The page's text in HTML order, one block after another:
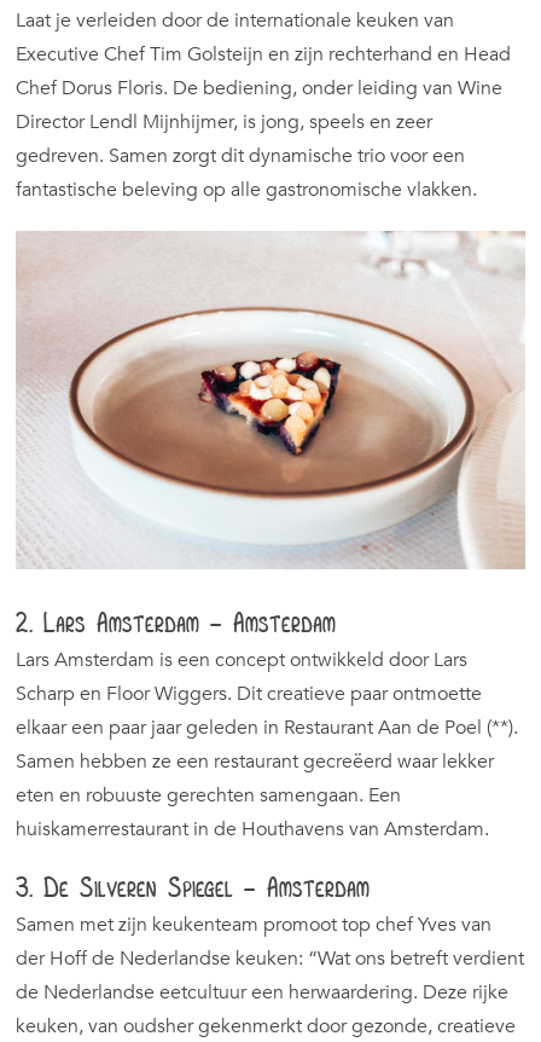
Laat je verleiden door de internationale keuken van
Executive Chef Tim Golsteijn en zijn rechterhand en Head
Chef Dorus Floris. De bediening, onder leiding van Wine
Director Lendl Mijnhijmer, is jong, speels en zeer
gedreven. Samen zorgt dit dynamische trio voor een
fantastische beleving op alle gastronomische vlakken.
2. Lars Amsterdam – Amsterdam
Lars Amsterdam is een concept ontwikkeld door Lars
Scharp en Floor Wiggers. Dit creatieve paar ontmoette
elkaar een paar jaar geleden in Restaurant Aan de Poel (**).
Samen hebben ze een restaurant gecreëerd waar lekker
eten en robuuste gerechten samengaan. Een
huiskamerrestaurant in de Houthavens van Amsterdam.
3. De Silveren Spiegel – Amsterdam
Samen met zijn keukenteam promoot top chef Yves van
der Hoff de Nederlandse keuken: “Wat ons betreft verdient
de Nederlandse eetcultuur een herwaardering. Deze rijke
keuken, van oudsher gekenmerkt door gezonde, creatieve